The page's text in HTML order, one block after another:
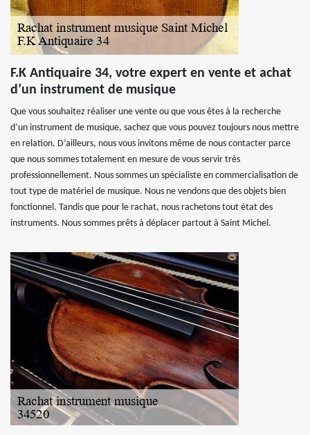
F.K Antiquaire 34, votre expert en vente et achat
d’un instrument de musique
Que vous souhaitez réaliser une vente ou que vous êtes à la recherche
d’un instrument de musique, sachez que vous pouvez toujours nous mettre
en relation. D’ailleurs, nous vous invitons même de nous contacter parce
que nous sommes totalement en mesure de vous servir très
professionnellement. Nous sommes un spécialiste en commercialisation de
tout type de matériel de musique. Nous ne vendons que des objets bien
fonctionnel. Tandis que pour le rachat, nous rachetons tout état des
instruments. Nous sommes prêts à déplacer partout à Saint Michel.